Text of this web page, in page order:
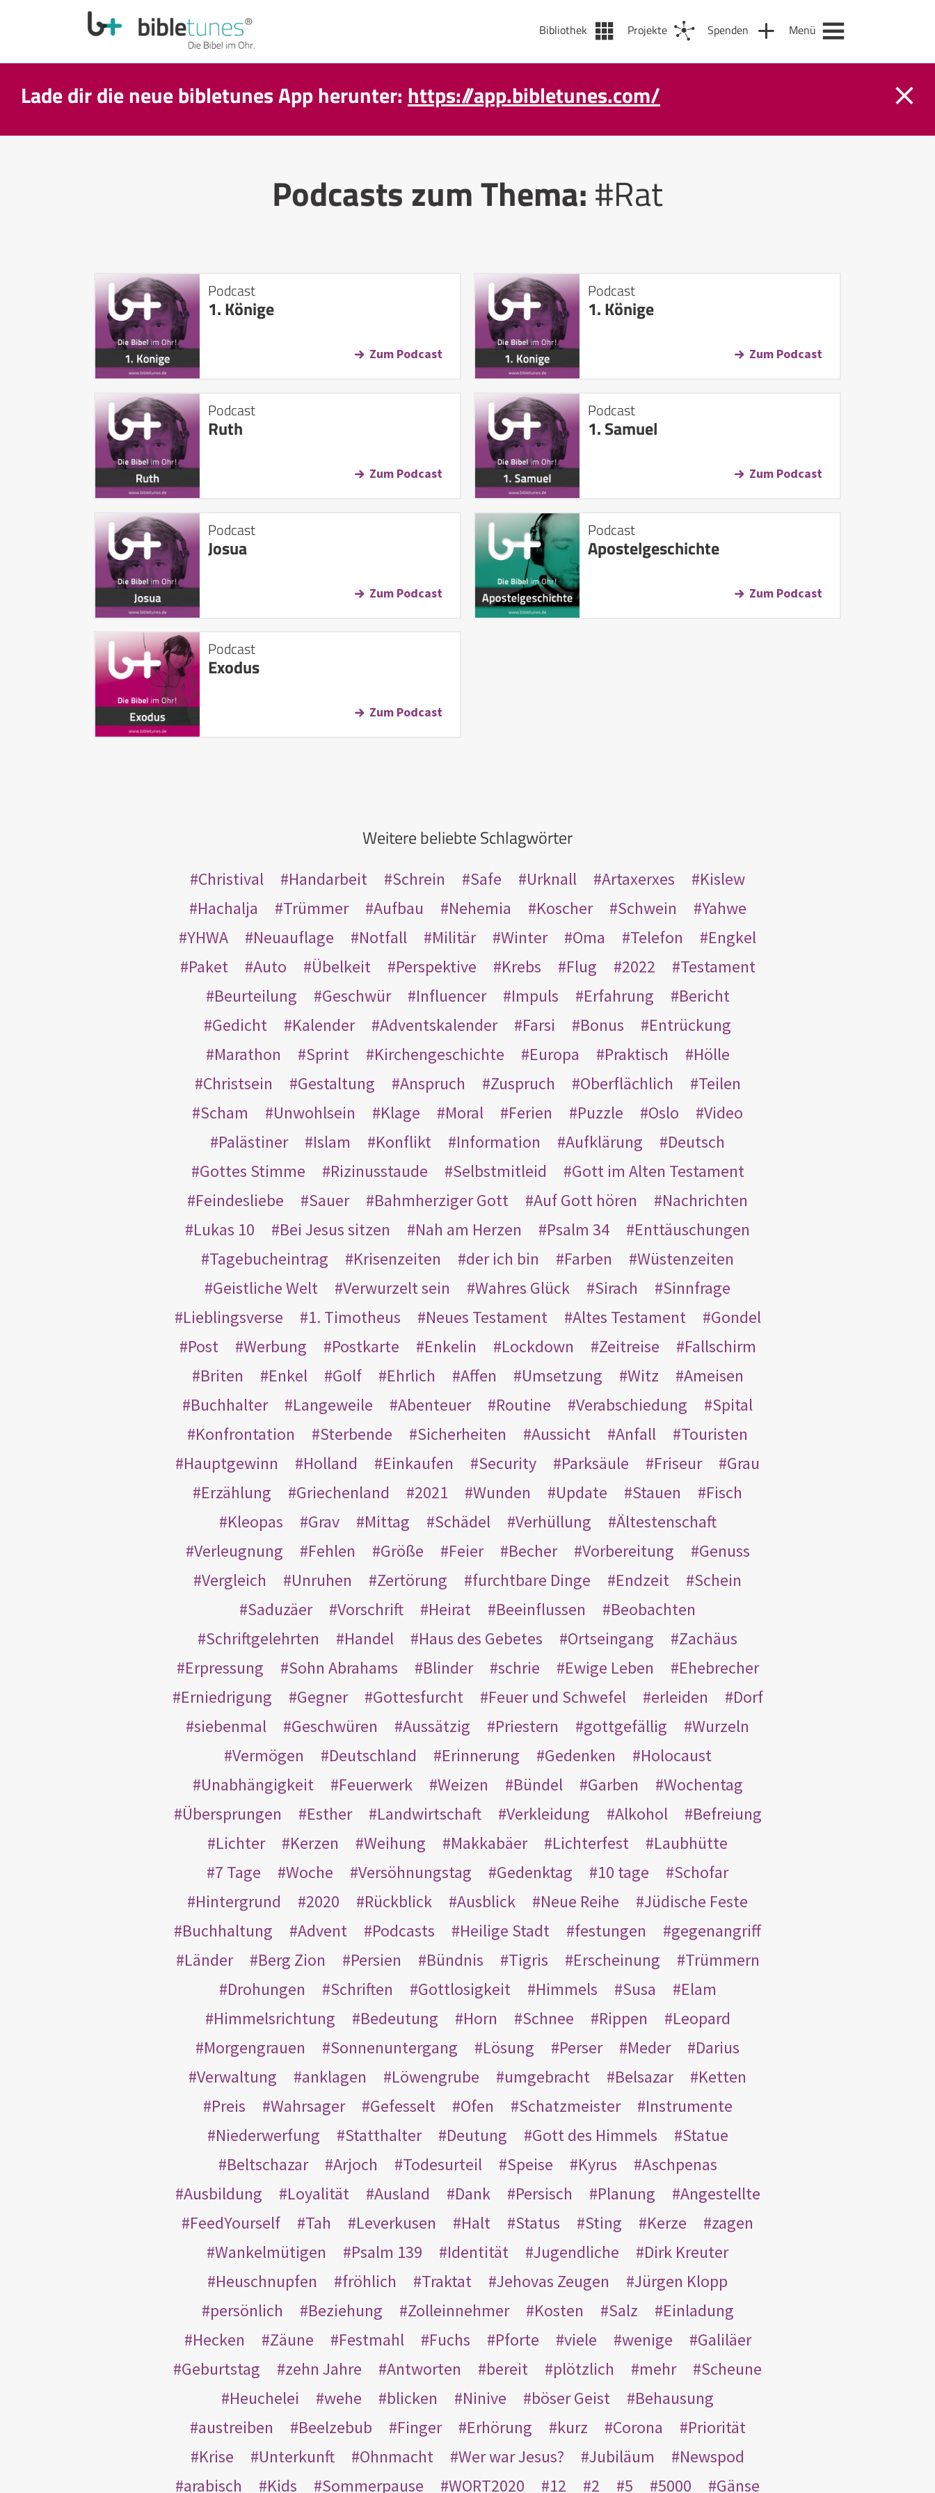
Bibliothek Projekte Spenden Menü
Lade dir die neue bibletunes App herunter: https://app.bibletunes.com/
Podcasts zum Thema:#Rat
Podcast
1. Könige
Zum Podcast
Podcast
1. Könige
Zum Podcast
Podcast
Ruth
Zum Podcast
Podcast
1. Samuel
Zum Podcast
Podcast
Josua
Zum Podcast
Podcast
Apostelgeschichte
Zum Podcast
Podcast
Exodus
Zum Podcast
Weitere beliebte Schlagwörter
Christival Handarbeit Schrein Safe Urknall Artaxerxes
Kislew
Hachalja
Trümmer Aufbau Nehemia Koscher Schwein
Yahwe
YHWA
Neuauflage Notfall Militär Winter Oma Telefon
Engkel
Paket
Auto Übelkeit Perspektive Krebs Flug 2022
Testament
Beurteilung
Geschwür Influencer Impuls Erfahrung
Bericht
Gedicht
Kalender Adventskalender Farsi Bonus
Entrückung
Marathon
Sprint Kirchengeschichte Europa Praktisch
Hölle
Christsein
Gestaltung Anspruch Zuspruch Oberflächlich
Teilen
Scham
Unwohlsein Klage Moral Ferien Puzzle Oslo
Video
Palästiner
Islam Konflikt Information Aufklärung
Deutsch
Gottes Stimme
Rizinusstaude Selbstmitleid
Gott im Alten Testament
Feindesliebe
Sauer Bahmherziger Gott Auf Gott hören
Nachrichten
Lukas 10
Bei Jesus sitzen Nah am Herzen Psalm 34
Enttäuschungen
Tagebucheintrag
Krisenzeiten der ich bin Farben
Wüstenzeiten
Geistliche Welt
Verwurzelt sein Wahres Glück Sirach
Sinnfrage
Lieblingsverse
1. Timotheus Neues Testament Altes Testament
Gondel
Post
Werbung Postkarte Enkelin Lockdown Zeitreise
Fallschirm
Briten
Enkel Golf Ehrlich Affen Umsetzung Witz
Ameisen
Buchhalter
Langeweile Abenteuer Routine Verabschiedung
Spital
Konfrontation
Sterbende Sicherheiten Aussicht Anfall
Touristen
Hauptgewinn
Holland Einkaufen Security Parksäule Friseur
Grau
Erzählung
Griechenland 2021 Wunden Update Stauen
Fisch
Kleopas
Grav Mittag Schädel Verhüllung
Ältestenschaft
Verleugnung
Fehlen Größe Feier Becher Vorbereitung
Genuss
Vergleich
Unruhen Zertörung furchtbare Dinge Endzeit
Schein
Saduzäer
Vorschrift Heirat Beeinflussen
Beobachten
Schriftgelehrten
Handel Haus des Gebetes Ortseingang
Zachäus
Erpressung
Sohn Abrahams Blinder schrie Ewige Leben
Ehebrecher
Erniedrigung
Gegner Gottesfurcht Feuer und Schwefel erleiden
Dorf
siebenmal
Geschwüren Aussätzig Priestern gottgefällig
Wurzeln
Vermögen
Deutschland Erinnerung Gedenken
Holocaust
Unabhängigkeit
Feuerwerk Weizen Bündel Garben
Wochentag
Übersprungen
Esther Landwirtschaft Verkleidung Alkohol
Befreiung
Lichter
Kerzen Weihung Makkabäer Lichterfest
Laubhütte
7 Tage
Woche Versöhnungstag Gedenktag 10 tage
Schofar
Hintergrund
2020 Rückblick Ausblick Neue Reihe
Jüdische Feste
Buchhaltung
Advent Podcasts Heilige Stadt festungen
gegenangriff
Länder
Berg Zion Persien Bündnis Tigris Erscheinung
Trümmern
Drohungen
Schriften Gottlosigkeit Himmels Susa
Elam
Himmelsrichtung
Bedeutung Horn Schnee Rippen
Leopard
Morgengrauen
Sonnenuntergang Lösung Perser Meder
Darius
Verwaltung
anklagen Löwengrube umgebracht Belsazar
Ketten
Preis
Wahrsager Gefesselt Ofen Schatzmeister
Instrumente
Niederwerfung
Statthalter Deutung Gott des Himmels
Statue
Beltschazar
Arjoch Todesurteil Speise Kyrus
Aschpenas
Ausbildung
Loyalität Ausland Dank Persisch Planung
Angestellte
FeedYourself
Tah Leverkusen Halt Status Sting Kerze
zagen
Wankelmütigen
Psalm 139 Identität Jugendliche
Dirk Kreuter
Heuschnupfen
fröhlich Traktat Jehovas Zeugen
Jürgen Klopp
persönlich
Beziehung Zolleinnehmer Kosten Salz
Einladung
Hecken
Zäune Festmahl Fuchs Pforte viele wenige
Galiläer
Geburtstag
zehn Jahre Antworten bereit plötzlich mehr
Scheune
Heuchelei
wehe blicken Ninive böser Geist
Behausung
austreiben
Beelzebub Finger Erhörung kurz Corona
Priorität
Krise
Unterkunft Ohnmacht Wer war Jesus? Jubiläum
Newspod
arabisch
Kids Sommerpause WORT2020 12 2 5 5000 Gänse